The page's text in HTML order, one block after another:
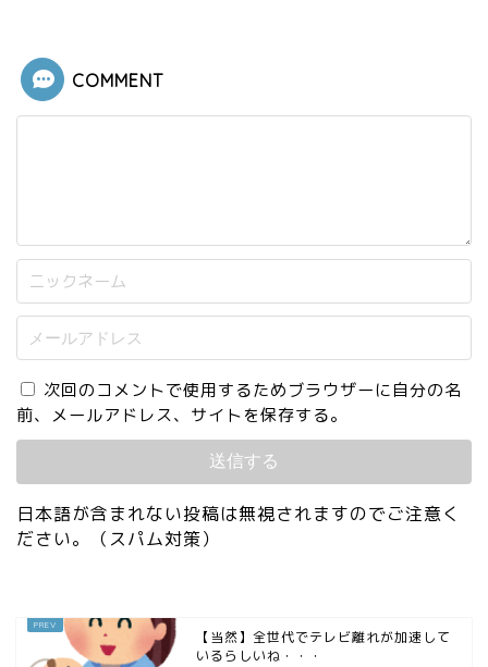
COMMENT
次回のコメントで使用するためブラウザーに自分の名
前、メールアドレス、サイトを保存する。
日本語が含まれない投稿は無視されますのでご注意く
ださい。（スパム対策）
【当然】全世代でテレビ離れが加速して
いるらしいね・・・